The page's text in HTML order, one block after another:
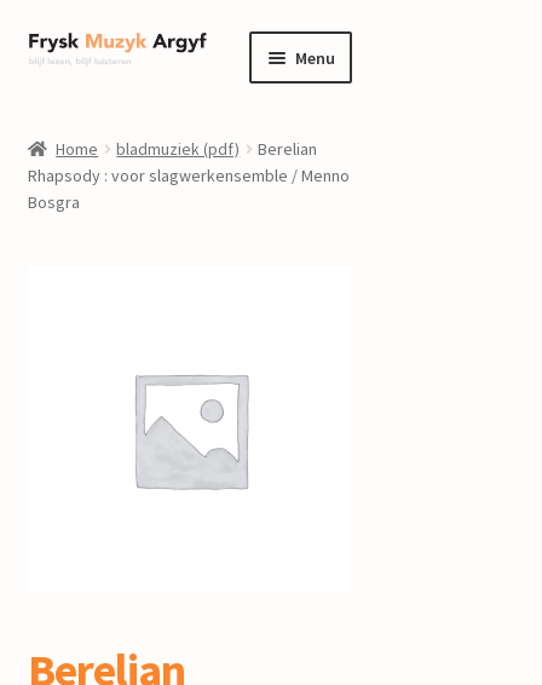
Ga
door
navigatie
Ga
naar
inhoud
Menu
informatie
Submenu
Home bladmuziek (pdf)
Berelian
Rhapsody : voor slagwerkensemble / Menno
Bosgra
Berelian